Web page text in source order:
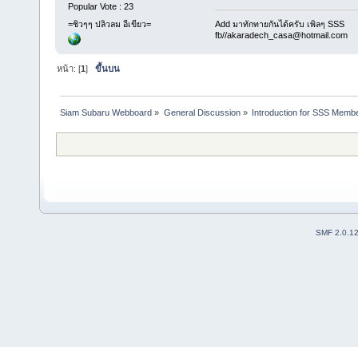
Popular Vote : 23
=ชิวๆๆ ปลิวลม อีเขียว=
Add มาทักทายกันได้ครับ เพิลๆ SSS
fb//akaradech_casa@hotmail.com
หน้า: [1]ขึ้นบน
Siam Subaru Webboard » General Discussion» Introduction for SSS
SMF 2.0.12